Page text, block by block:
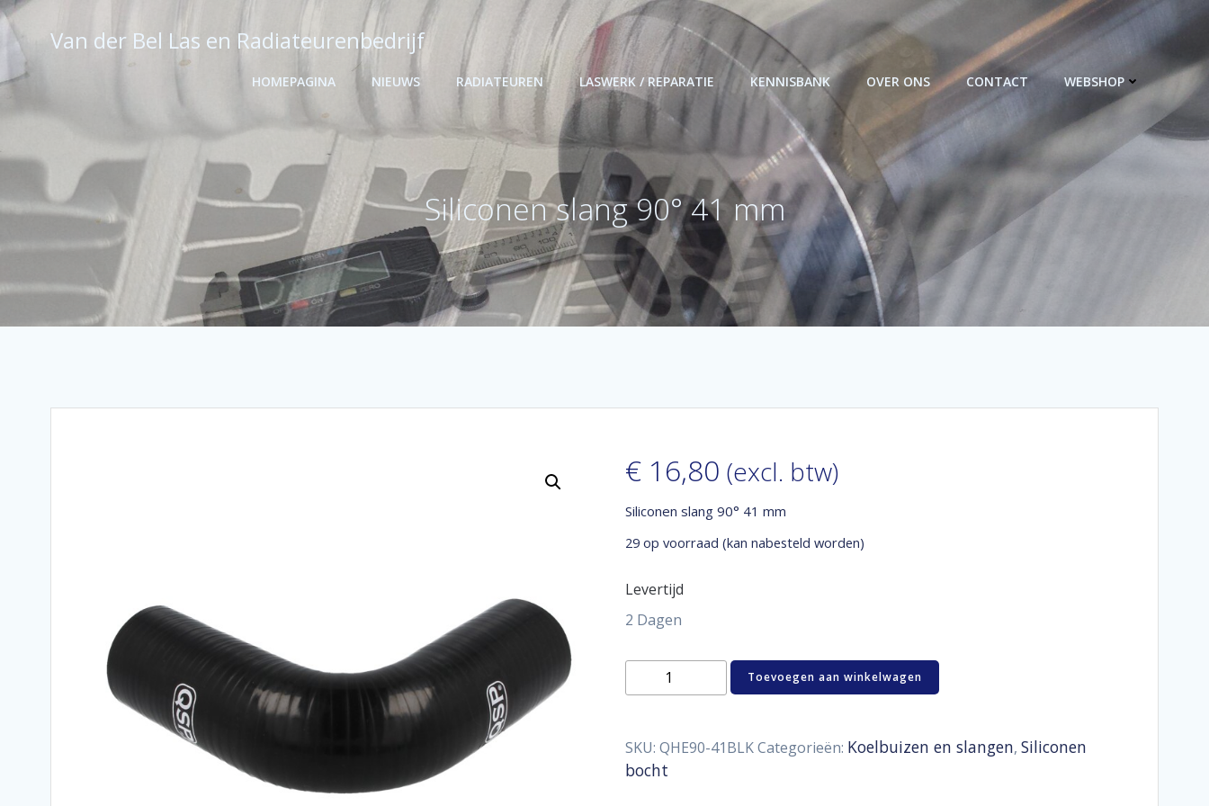
Ga
naar
inhoud
Van der Bel Las en Radiateurenbedrijf
HOMEPAGINA NIEUWS RADIATEUREN LASWERK / REPARATIE KENNISBANK OVER ONS CONTACT WEBSHOP
Siliconen slang 90° 41 mm
€16,80 (excl. btw)
Siliconen slang 90° 41 mm
29 op voorraad (kan nabesteld worden)
Levertijd
2 Dagen
Siliconen
mm
aantal
Toevoegen aan winkelwagen
SKU: QHE90-41BLKCategorieën: Koelbuizen en slangen, Siliconen
bocht